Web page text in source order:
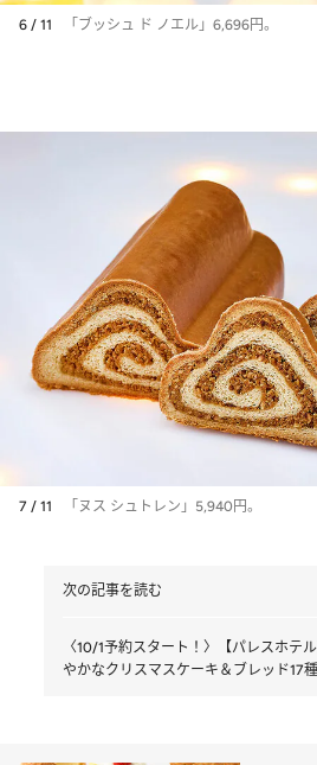
6 / 11 「ブッシュ ド ノエル」6,696円。
7 / 11 「ヌス シュトレン」5,940円。
次の記事を読む
〈10/1予約スタート！〉【パレスホテ
やかなクリスマスケーキ＆ブレッド17